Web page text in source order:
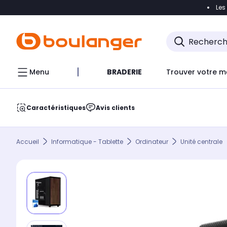
Accéder
Menu BRADERIE Trouver votre
Caractéristiques Avis clients
Accueil Informatique - Tablette Ordinateur Unité centrale